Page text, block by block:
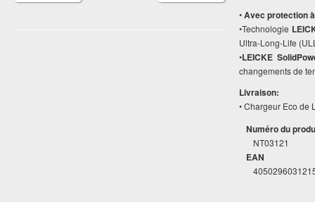
•Avec protection
•Technologie
Ultra-Long-Life
•LEICKE
changements de
Livraison:
• Chargeur Eco de
Numéro du
NT03121
EAN